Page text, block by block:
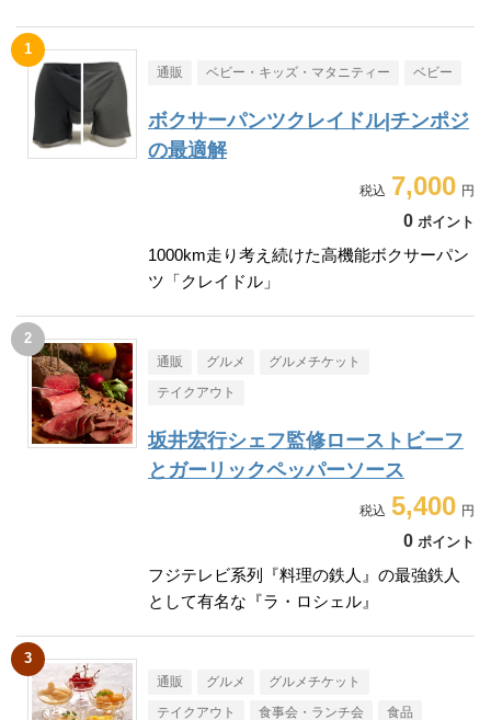
通販 ベビー・キッズ・マタニティー ベビー
ボクサーパンツクレイドル|チンポジ
の最適解
7,000
0 ポイント
1000km走り考え続けた高機能ボクサーパン
ツ「クレイドル」
通販 グルメ グルメチケット
テイクアウト
坂井宏行シェフ監修ローストビーフ
とガーリックペッパーソース
5,400
0 ポイント
フジテレビ系列『料理の鉄人』の最強鉄人
として有名な『ラ・ロシェル』
通販 グルメ グルメチケット
テイクアウト 食事会・ランチ会 食品